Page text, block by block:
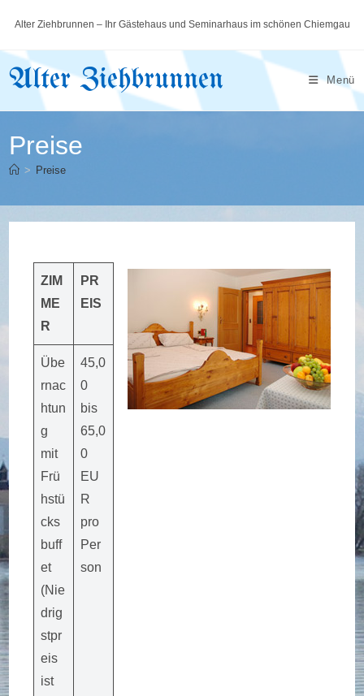
Inhalt
springen
Alter Ziehbrunnen – Ihr Gästehaus und Seminarhaus im schönen Chiemgau
Alter Ziehbrunnen Menü
Preise
> Preise
ZIM
ME
R
PR
EIS
Übe
rnac
htun
g
mit
Frü
hstü
cks
buff
et
(Nie
drig
stpr
eis
ist
45,0
0
bis
65,0
0
EU
R
pro
Per
son